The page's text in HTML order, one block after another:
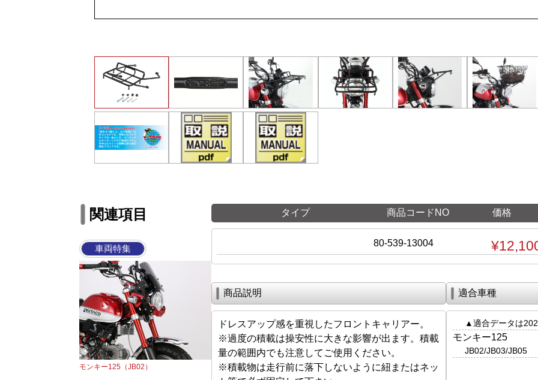
関連項目
車両特集
モンキー125（JB02）
タイプ 商品コードNO 価格
80-539-13004
商品説明
ドレスアップ感を重視したフロントキャリアー。
※過度の積載は操安性に大きな影響が出ます。積載
量の範囲内でも注意してご使用ください。
※積載物は走行前に落下しないように紐またはネッ
適合車種
▲適合データは
モンキー125
JB02/JB03/JB05